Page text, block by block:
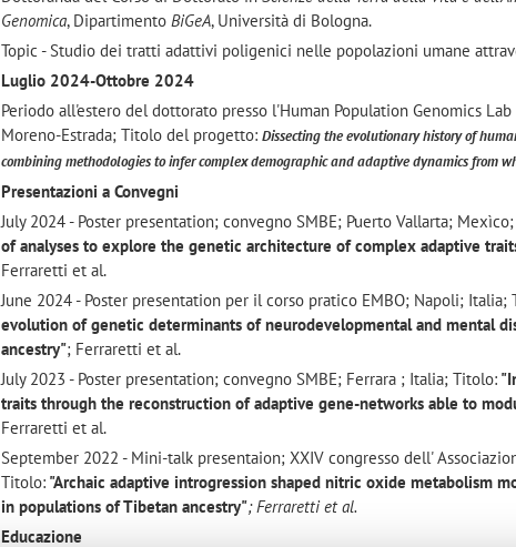
Genomica, DipartimentoBiGeA, Università di Bologna.
Topic - Studio dei tratti adattivi poligenici nelle popolazioni umane
Luglio 2024-Ottobre 2024
Periodo all'estero del dottorato presso l'Human Population Genomics
Moreno-Estrada; Titolo del progetto: Dissecting the evolutionary history of
combining methodologies to infer complex demographic and adaptive dynamics from
Presentazioni a Convegni
July 2024 - Poster presentation; convegno SMBE; Puerto Vallarta;
of analyses to explore the genetic architecture of complex adaptive
Ferraretti et al.
June 2024 - Poster presentation per il corso pratico EMBO; Napoli; Italia;
evolution of genetic determinants of neurodevelopmental and mental
ancestry"; Ferraretti et al.
July 2023 - Poster presentation; convegno SMBE; Ferrara ; Italia; Titolo:
traits through the reconstruction of adaptive gene-networks able to
Ferraretti et al.
September 2022 - Mini-talk presentaion; XXIV congresso dell'
Titolo: "Archaic adaptive introgression shaped nitric oxide metabolism
in populations of Tibetan ancestry"; Ferraretti et al.
Educazione